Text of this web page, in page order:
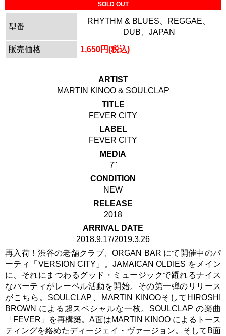
SOLD OUT
型番
RHYTHM & BLUES、REGGAE、
DUB、JAPAN
販売価格
1,650円(税込)
ARTIST
MARTIN KINOO & SOULCLAP
TITLE
FEVER CITY
LABEL
FEVER CITY
MEDIA
7"
CONDITION
NEW
RELEASE
2018
ARRIVAL DATE
2018.9.17/2019.3.26
再入荷！渋谷の老舗クラブ、ORGAN BAR にて開催中のパ
ーティ「VERSION CITY」。JAMAICAN OLDIES をメイン
に、それにまつわるグッド・ミュージックで躍れるナイス
なパーティがレーベル活動を開始。その第一弾のリリース
がこちら。SOULCLAP、MARTIN KINOOそしてHIROSHI
BROWN による超スペシャルな一枚。SOULCLAP の楽曲
「FEVER」を再構築。A面はMARTIN KINOO によるトース
ティングを絡めたディージェイ・ヴァージョン。そしてB面